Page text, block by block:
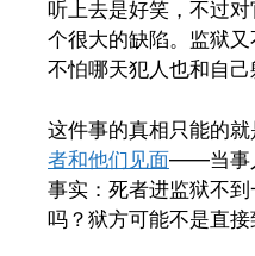
听上去是好笑，不过对
个很大的缺陷。监狱
不怕哪天犯人也和自己
这件事的真相只能的
者和他们见面——当事
事实：死者进监狱不
吗？狱方可能不是直